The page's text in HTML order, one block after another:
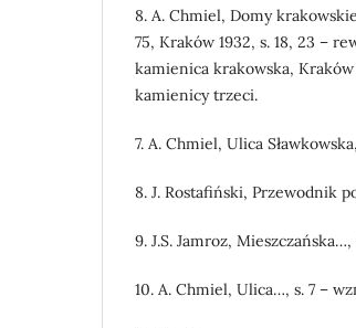
8. A. Chmiel, Domy
75, Kraków 1932, s. 18, 23 –
kamienica krakowska, Kraków
kamienicy trzeci.
7. A. Chmiel, Ulica
8. J. Rostafiński, Przewodnik
9. J.S. Jamroz, Mieszczańska…,
10. A. Chmiel, Ulica…, s. 7 –